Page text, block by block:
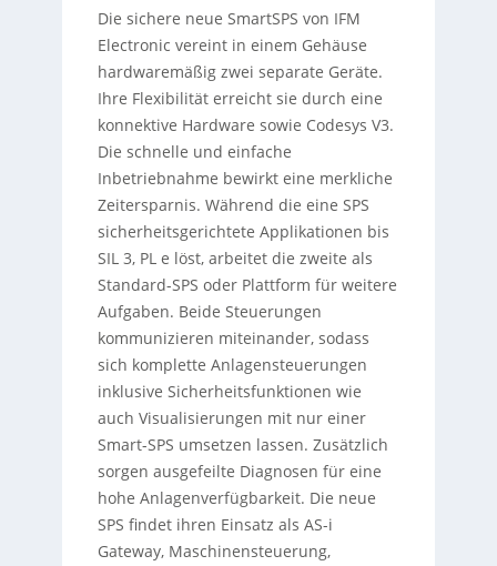
Die sichere neue SmartSPS von IFM
Electronic vereint in einem Gehäuse
hardwaremäßig zwei separate Geräte.
Ihre Flexibilität erreicht sie durch eine
konnektive Hardware sowie Codesys V3.
Die schnelle und einfache
Inbetriebnahme bewirkt eine merkliche
Zeitersparnis. Während die eine SPS
sicherheitsgerichtete Applikationen bis
SIL 3, PL e löst, arbeitet die zweite als
Standard-SPS oder Plattform für weitere
Aufgaben. Beide Steuerungen
kommunizieren miteinander, sodass
sich komplette Anlagensteuerungen
inklusive Sicherheitsfunktionen wie
auch Visualisierungen mit nur einer
Smart-SPS umsetzen lassen. Zusätzlich
sorgen ausgefeilte Diagnosen für eine
hohe Anlagenverfügbarkeit. Die neue
SPS findet ihren Einsatz als AS-i
Gateway, Maschinensteuerung,